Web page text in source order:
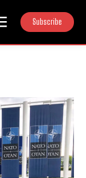
Subscribe